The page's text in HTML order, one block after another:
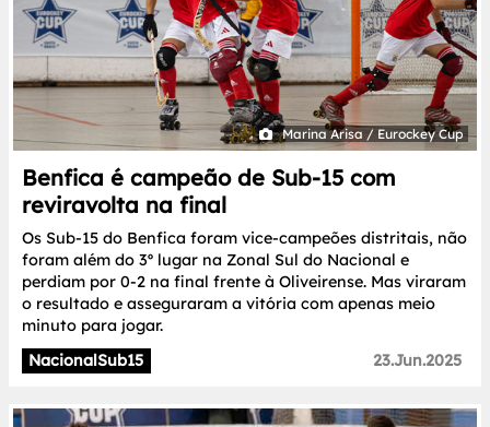
Marina Arisa / Eurockey Cup
Benfica é campeão de Sub-15 com
reviravolta na final
Os Sub-15 do Benfica foram vice-campeões distritais, não
foram além do 3º lugar na Zonal Sul do Nacional e
perdiam por 0-2 na final frente à Oliveirense. Mas viraram
o resultado e asseguraram a vitória com apenas meio
minuto para jogar.
NacionalSub15
23.Jun.2025